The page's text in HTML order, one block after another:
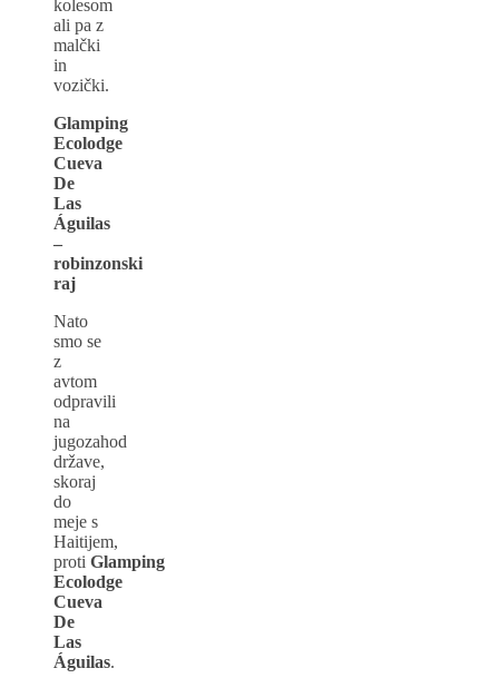
kolesom
ali pa z
malčki
in
vozički.
Glamping
Ecolodge
Cueva
De
Las
Águilas
–
robinzonski
raj
Nato
smo se
z
avtom
odpravili
na
jugozahod
države,
skoraj
do
meje s
Haitijem,
proti Glamping
Ecolodge
Cueva
De
Las
Águilas.